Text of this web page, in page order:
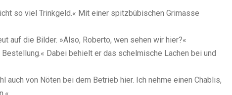
so viel Trinkgeld.« Mit einer spitzbübischen Grimasse
auf die Bilder. »Also, Roberto, wen sehen wir hier?«
Dabei behielt er das schelmische Lachen bei und
von Nöten bei dem Betrieb hier. Ich nehme einen Chablis,